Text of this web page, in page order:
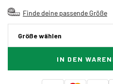
Finde deine passende Größe
Größe wählen
IN DEN